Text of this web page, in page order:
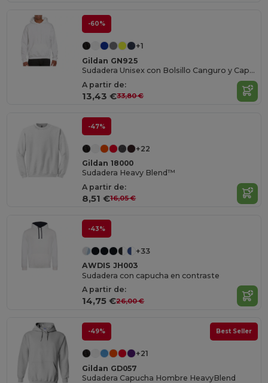
-60%
+1
Gildan GN925
Sudadera Unisex con Bolsillo Canguro y Capucha
A partir de:
13,43 €33,80 €
-47%
+22
Gildan 18000
Sudadera Heavy Blend™
A partir de:
8,51 €16,05 €
-43%
+33
AWDIS JH003
Sudadera con capucha en contraste
A partir de:
14,75 €26,00 €
-49% Best Seller
+21
Gildan GD057
Sudadera Capucha Hombre HeavyBlend